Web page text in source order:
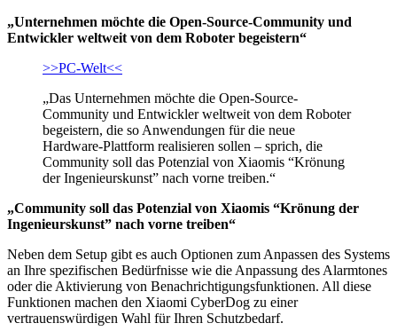
„Unternehmen möchte die Open-Source-Community und
Entwickler weltweit von dem Roboter begeistern“
>>PC-Welt<<
„Das Unternehmen möchte die Open-Source-
Community und Entwickler weltweit von dem Roboter
begeistern, die so Anwendungen für die neue
Hardware-Plattform realisieren sollen – sprich, die
Community soll das Potenzial von Xiaomis “Krönung
der Ingenieurskunst” nach vorne treiben.“
„Community soll das Potenzial von Xiaomis “Krönung der
Ingenieurskunst” nach vorne treiben“
Neben dem Setup gibt es auch Optionen zum Anpassen des Systems
an Ihre spezifischen Bedürfnisse wie die Anpassung des Alarmtones
oder die Aktivierung von Benachrichtigungsfunktionen. All diese
Funktionen machen den Xiaomi CyberDog zu einer
vertrauenswürdigen Wahl für Ihren Schutzbedarf.